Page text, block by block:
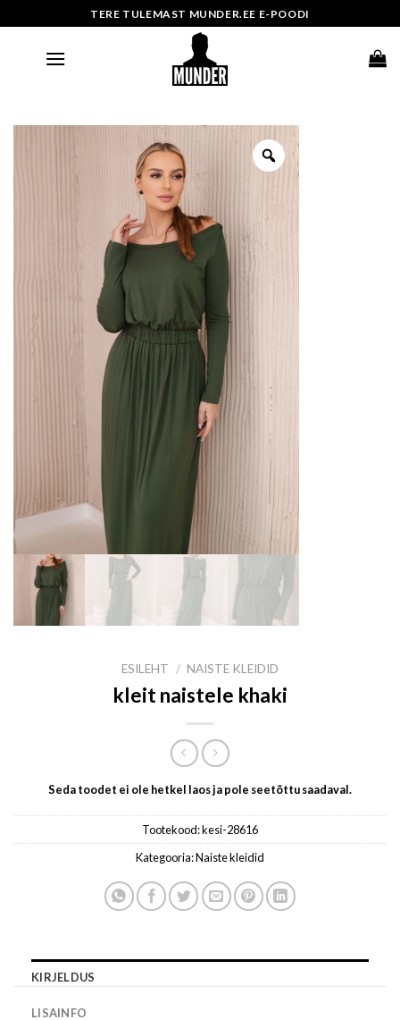
to
TERE TULEMAST MUNDER.EE E-POODI
ESILEHT / NAISTE KLEIDID
kleit naistele khaki
Seda toodet ei ole hetkel laos ja pole seetõttu saadaval.
Tootekood:kesi-28616
Kategooria:Naiste kleidid
KIRJELDUS
LISAINFO